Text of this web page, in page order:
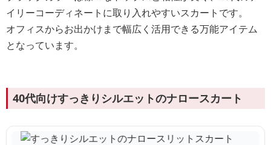
イリーコーディネートに取り入れやすいスカートです。
オフィスからお出かけまで幅広く活用できる万能アイテム
となっています。
40代向けすっきりシルエットのナロースカート